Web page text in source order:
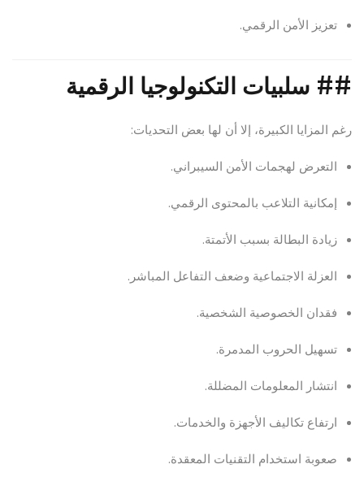
تعزيز الأمن الرقمي.
## سلبيات التكنولوجيا الرقمية
رغم المزايا الكبيرة، إلا أن لها بعض التحديات:
التعرض لهجمات الأمن السيبراني.
إمكانية التلاعب بالمحتوى الرقمي.
زيادة البطالة بسبب الأتمتة.
العزلة الاجتماعية وضعف التفاعل المباشر.
فقدان الخصوصية الشخصية.
تسهيل الحروب المدمرة.
انتشار المعلومات المضللة.
ارتفاع تكاليف الأجهزة والخدمات.
صعوبة استخدام التقنيات المعقدة.